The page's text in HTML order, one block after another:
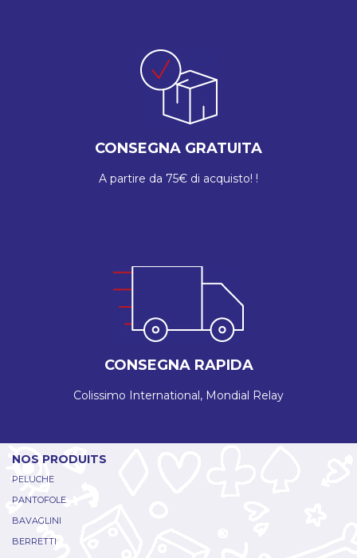
CONSEGNA GRATUITA
A partire da 75€ di acquisto! !
CONSEGNA RAPIDA
Colissimo International, Mondial Relay
NOS PRODUITS
PELUCHE
PANTOFOLE
BAVAGLINI
BERRETTI